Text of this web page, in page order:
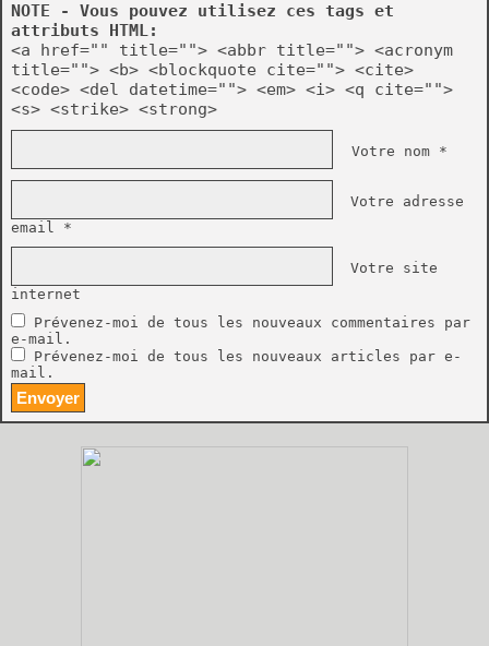
NOTE - Vous pouvez utilisez ces tags et
attributs HTML:
<a href="" title=""> <abbr title=""> <acronym
title=""> <b> <blockquote cite=""> <cite>
<code> <del datetime=""> <em> <i> <q cite="">
<s> <strike> <strong>
Votre nom *
Votre adresse
email *
Votre site
internet
Prévenez-moi de tous les nouveaux commentaires par
e-mail.
Prévenez-moi de tous les nouveaux articles par e-
mail.